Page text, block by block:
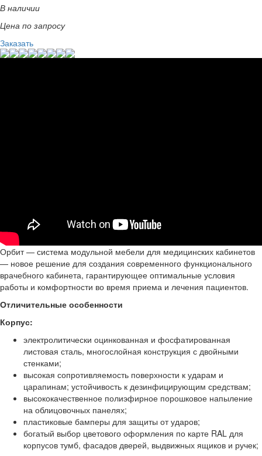
В наличии
Цена по запросу
Заказать
Орбит — система модульной мебели для медицинских кабинетов
— новое решение для создания современного функционального
врачебного кабинета, гарантирующее оптимальные условия
работы и комфортности во время приема и лечения пациентов.
Отличительные особенности
Корпус:
электролитически оцинкованная и фосфатированная
листовая сталь, многослойная конструкция с двойными
стенками;
высокая сопротивляемость поверхности к ударам и
царапинам; устойчивость к дезинфицирующим средствам;
высококачественное полиэфирное порошковое напыление
на облицовочных панелях;
пластиковые бамперы для защиты от ударов;
богатый выбор цветового оформления по карте RAL для
корпусов тумб, фасадов дверей, выдвижных ящиков и ручек;